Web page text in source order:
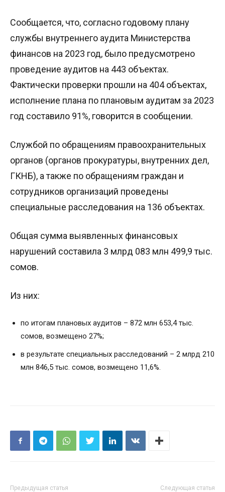
Сообщается, что, согласно годовому плану
службы внутреннего аудита Министерства
финансов на 2023 год, было предусмотрено
проведение аудитов на 443 объектах.
Фактически проверки прошли на 404 объектах,
исполнение плана по плановым аудитам за 2023
год составило 91%, говорится в сообщении.
Службой по обращениям правоохранительных
органов (органов прокуратуры, внутренних дел,
ГКНБ), а также по обращениям граждан и
сотрудников организаций проведены
специальные расследования на 136 объектах.
Общая сумма выявленных финансовых
нарушений составила 3 млрд 083 млн 499,9 тыс.
сомов.
Из них:
по итогам плановых аудитов – 872 млн 653,4 тыс.
сомов, возмещено 27%;
в результате специальных расследований – 2 млрд 210
млн 846,5 тыс. сомов, возмещено 11,6%.
Предыдущая статья Следующая статья